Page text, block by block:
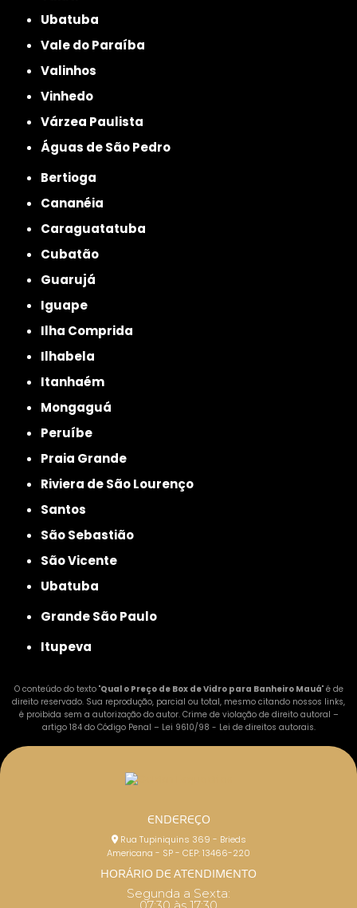
Ubatuba
Vale do Paraíba
Valinhos
Vinhedo
Várzea Paulista
Águas de São Pedro
Bertioga
Cananéia
Caraguatatuba
Cubatão
Guarujá
Iguape
Ilha Comprida
Ilhabela
Itanhaém
Mongaguá
Peruíbe
Praia Grande
Riviera de São Lourenço
Santos
São Sebastião
São Vicente
Ubatuba
Grande São Paulo
Itupeva
O conteúdo do texto "Qual o Preço de Box de Vidro para Banheiro Mauá" é de
direito reservado. Sua reprodução, parcial ou total, mesmo citando nossos links,
é proibida sem a autorização do autor. Crime de violação de direito autoral –
artigo 184 do Código Penal – Lei 9610/98 - Lei de direitos autorais.
ENDEREÇO
Rua Tupiniquins 369 - Brieds
Americana - SP - CEP: 13466-220
HORÁRIO DE ATENDIMENTO
Segunda a Sexta: